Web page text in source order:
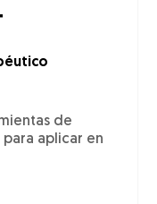
de
aplicar en